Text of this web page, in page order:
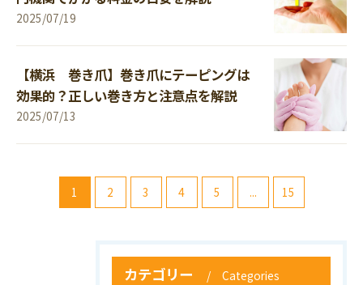
2025/07/19
【横浜 巻き爪】巻き爪にテーピングは
効果的？正しい巻き方と注意点を解説
2025/07/13
1 2 3 4 5 ... 15
カテゴリー Categories